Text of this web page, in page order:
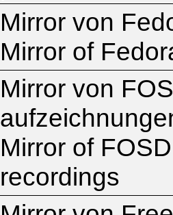
Mirror von
Mirror of
Mirror von
Mirror of
recordings